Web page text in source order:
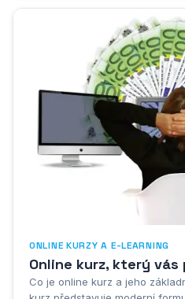
ONLINE KURZY A E-LEARNING
Online kurz, který vás
Co je online kurz a jeho